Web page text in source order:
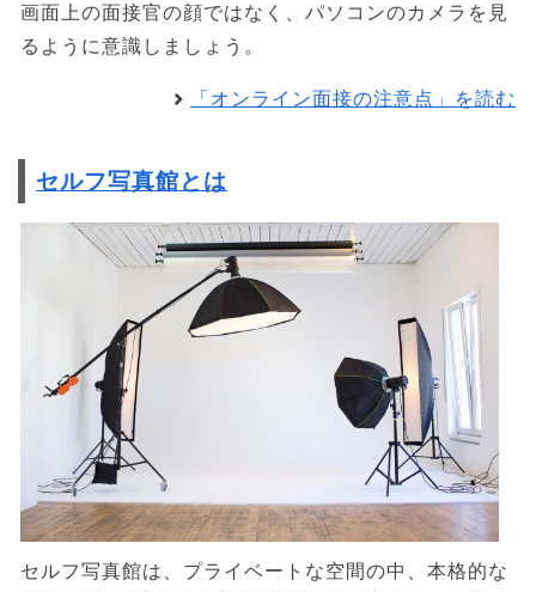
画面上の面接官の顔ではなく、パソコンのカメラを見
るように意識しましょう。
「オンライン面接の注意点」を読む
セルフ写真館とは
セルフ写真館は、プライベートな空間の中、本格的な